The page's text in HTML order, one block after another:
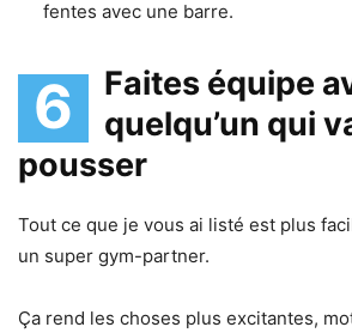
fentes avec une barre.
6
Faites équipe
quelqu’un qui
pousser
Tout ce que je vous ai listé est plus
un super gym-partner.
Ça rend les choses plus excitantes,